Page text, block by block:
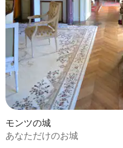
モンツの城
あなただけのお城